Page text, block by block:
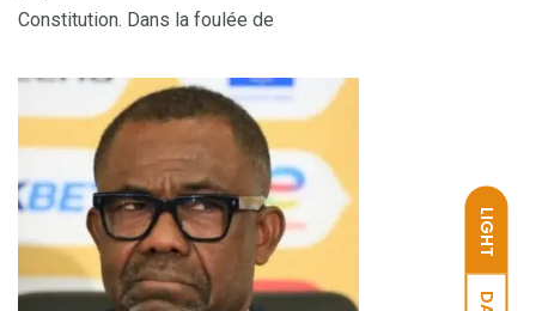
LIGHT
Constitution. Dans la foulée de